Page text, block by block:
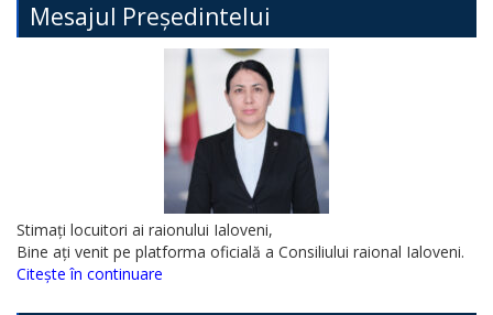
Mesajul Președintelui
Stimați locuitori ai raionului Ialoveni,
Bine ați venit pe platforma oficială a Consiliului raional Ialoveni.
Citește în continuare